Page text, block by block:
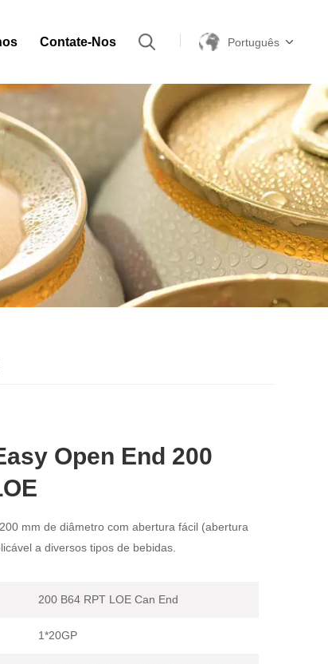
Contate-Nos Português
Open End 200
mm de diâmetro com abertura fácil (abertura
a diversos tipos de bebidas.
200 B64 RPT LOE Can End
1*20GP